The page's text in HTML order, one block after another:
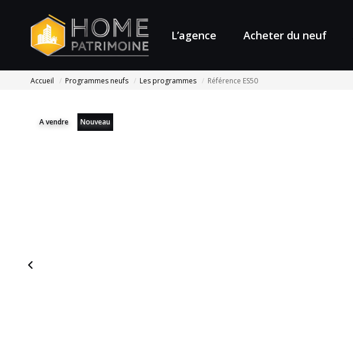
L’agence Acheter du neuf
Accueil Programmes neufs Les programmes Référence ES50
A vendre Nouveau